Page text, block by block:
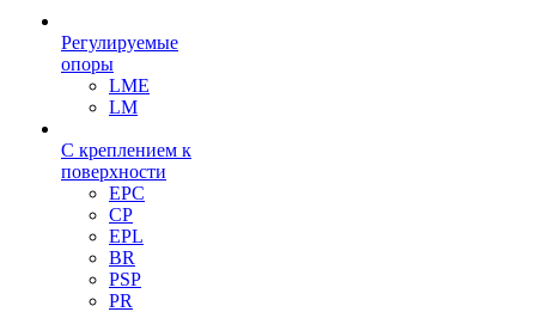
Регулируемые
опоры
LME
LM
С креплением к
поверхности
EPC
CP
EPL
BR
PSP
PR